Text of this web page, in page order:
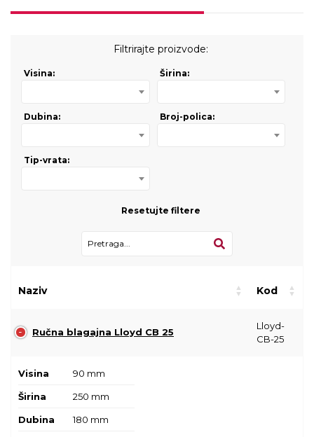
Filtrirajte proizvode:
Visina: Širina:
Dubina: Broj-polica:
Tip-vrata:
Resetujte filtere
Naziv Kod
Ručna blagajna Lloyd CB 25
Lloyd-
CB-25
Visina 90 mm
Širina 250 mm
Dubina 180 mm